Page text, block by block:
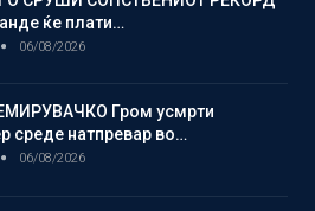
ќе плати…
06/08/2026
Гром усмрти
среде натпревар во…
06/08/2026